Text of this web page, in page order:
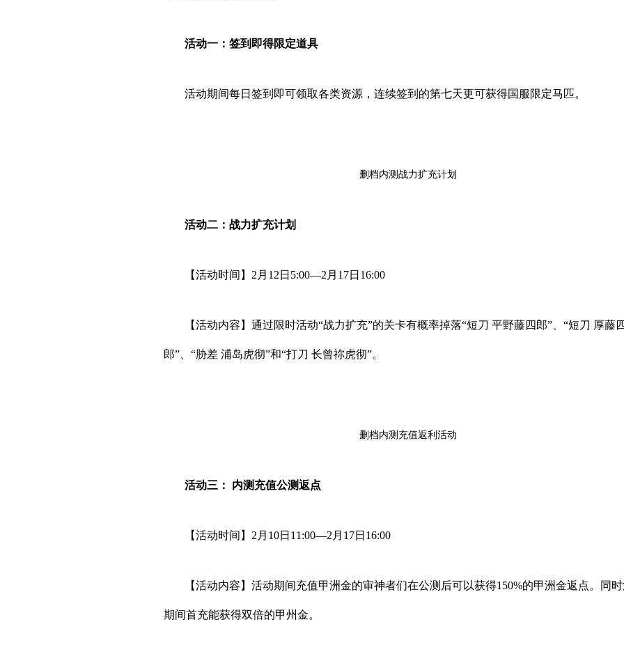
活动一：签到即得限定道具
活动期间每日签到即可领取各类资源，连续签到的第七天更可获得国服限定马匹。
删档内测战力扩充计划
活动二：战力扩充计划
【活动时间】2月12日5:00—2月17日16:00
【活动内容】通过限时活动“战力扩充”的关卡有概率掉落“短刀 平野藤四郎”、“短刀 厚藤
郎”、“胁差 浦岛虎彻”和“打刀 长曾祢虎彻”。
删档内测充值返利活动
活动三： 内测充值公测返点
【活动时间】2月10日11:00—2月17日16:00
【活动内容】活动期间充值甲洲金的审神者们在公测后可以获得150%的甲洲金返点。同
期间首充能获得双倍的甲州金。